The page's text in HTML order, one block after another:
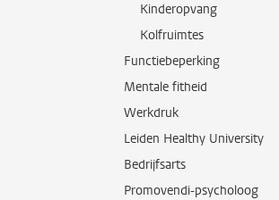
Kinderopvang
Kolfruimtes
Functiebeperking
Mentale fitheid
Werkdruk
Leiden Healthy University
Bedrijfsarts
Promovendi-psycholoog